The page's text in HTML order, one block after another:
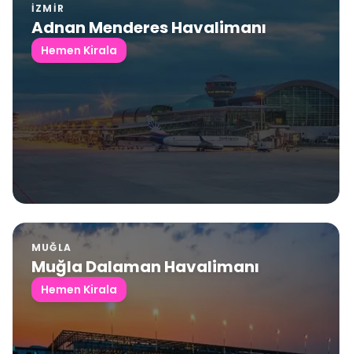
İZMIR
Adnan Menderes Havalimanı
Hemen Kirala
MUĞLA
Muğla Dalaman Havalimanı
Hemen Kirala